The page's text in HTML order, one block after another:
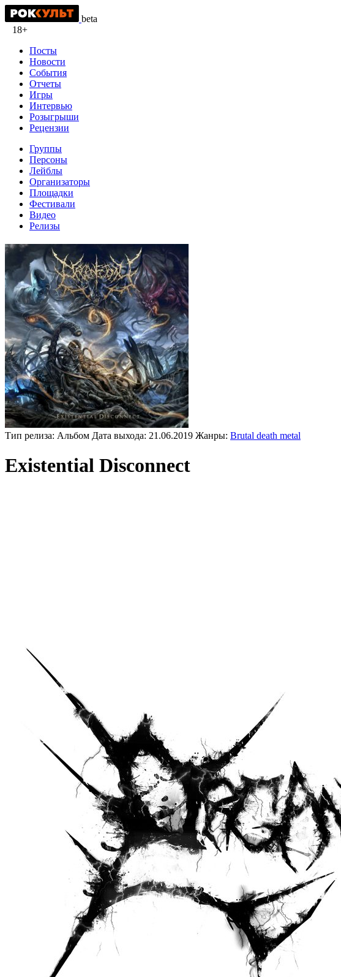
beta
18+
Посты
Новости
События
Отчеты
Игры
Интервью
Розыгрыши
Рецензии
Группы
Персоны
Лейблы
Организаторы
Площадки
Фестивали
Видео
Релизы
Тип релиза: Альбом Дата выхода: 21.06.2019 Жанры: Brutal death metal
Existential Disconnect